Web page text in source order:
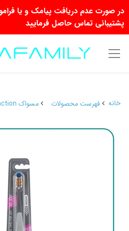
در صورت عدم دریافت پیامک و یا
پشتیبانی تماس حاصل فرمایید
خانه فهرست محصولات مسواک reaction ریجوی با برس متوسط